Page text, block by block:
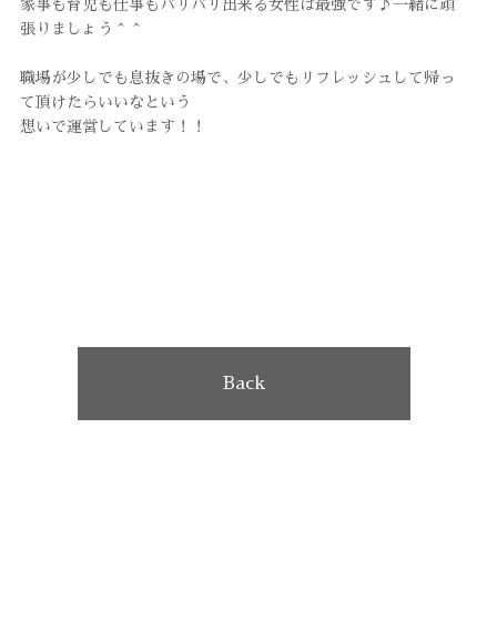
家事も育児も仕事もバリバリ出来る女性は最強です♪一緒に頑
張りましょう＾＾
職場が少しでも息抜きの場で、少しでもリフレッシュして帰っ
て頂けたらいいなという
想いで運営しています！！
Back